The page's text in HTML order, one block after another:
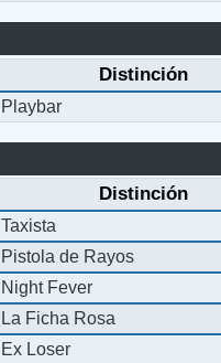
Distinción
Playbar
Distinción
Taxista
Pistola de Rayos
Night Fever
La Ficha Rosa
Ex Loser